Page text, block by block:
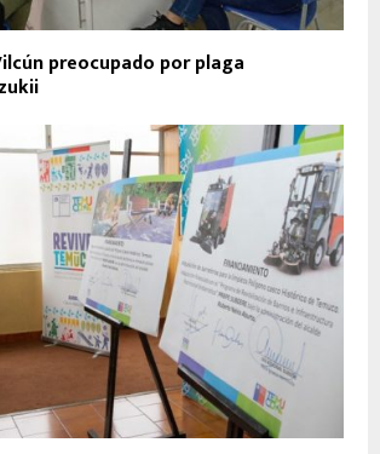
preocupado por plaga